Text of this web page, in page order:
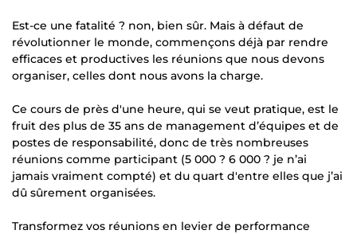
Est-ce une fatalité ? non, bien sûr. Mais à défaut de
révolutionner le monde, commençons déjà par rendre
efficaces et productives les réunions que nous devons
organiser, celles dont nous avons la charge.
Ce cours de près d'une heure, qui se veut pratique, est le
fruit des plus de 35 ans de management d’équipes et de
postes de responsabilité, donc de très nombreuses
réunions comme participant (5 000 ? 6 000 ? je n’ai
jamais vraiment compté) et du quart d'entre elles que j’ai
dû sûrement organisées.
Transformez vos réunions en levier de performance